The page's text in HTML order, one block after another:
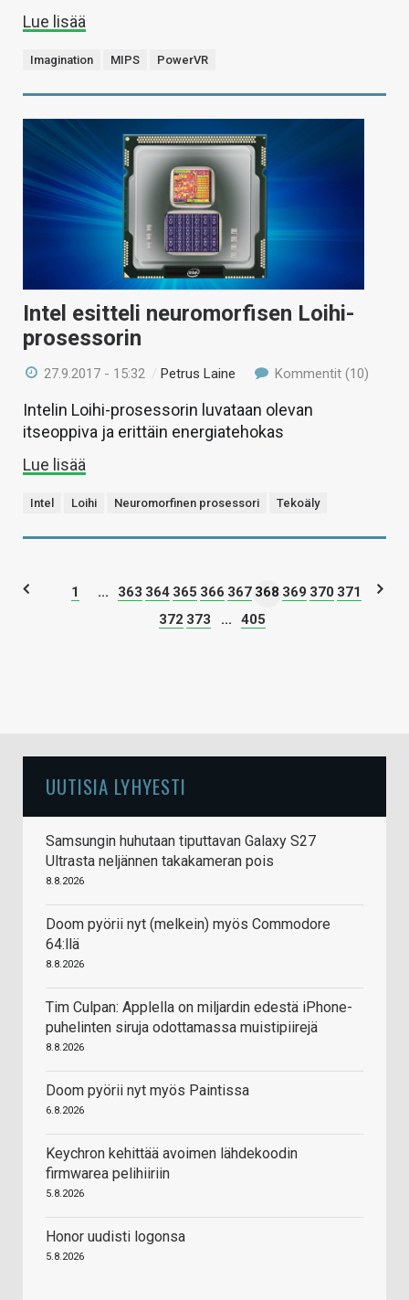
Lue lisää
Imagination MIPS PowerVR
Intel esitteli neuromorfisen Loihi-
prosessorin
27.9.2017 - 15:32 / Petrus Laine Kommentit (10)
Intelin Loihi-prosessorin luvataan olevan
itseoppiva ja erittäin energiatehokas
Lue lisää
Intel Loihi Neuromorfinen prosessori Tekoäly
1 ... 363 364 365 366 367 368 369 370 371
372 373 ... 405
UUTISIA LYHYESTI
Samsungin huhutaan tiputtavan Galaxy S27
Ultrasta neljännen takakameran pois
8.8.2026
Doom pyörii nyt (melkein) myös Commodore
64:llä
8.8.2026
Tim Culpan: Applella on miljardin edestä iPhone-
puhelinten siruja odottamassa muistipiirejä
8.8.2026
Doom pyörii nyt myös Paintissa
6.8.2026
Keychron kehittää avoimen lähdekoodin
firmwarea pelihiiriin
5.8.2026
Honor uudisti logonsa
5.8.2026